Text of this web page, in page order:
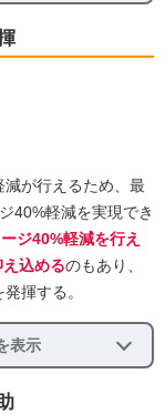
減が行えるため、最
40%軽減を実現でき
ジ40%軽減を行え
込めるのもあり、
揮する。
表示